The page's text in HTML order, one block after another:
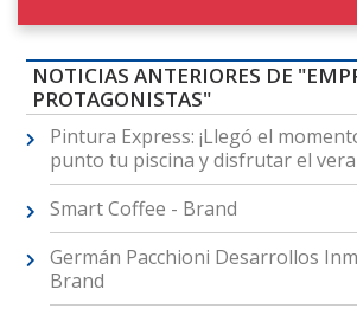
NOTICIAS ANTERIORES DE
PROTAGONISTAS"
Pintura Express: ¡Llegó el
punto tu piscina y disfrutar el
Smart Coffee - Brand
Germán Pacchioni Desarrollos
Brand